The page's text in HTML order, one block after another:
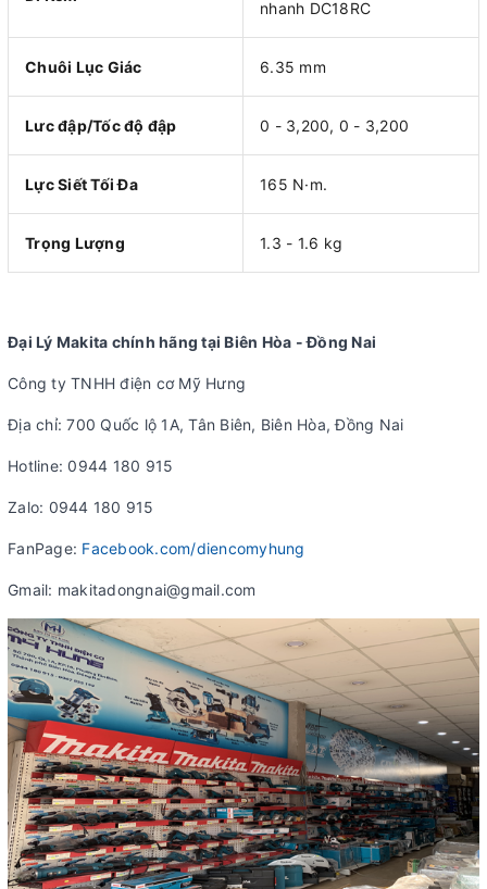
nhanh DC18RC
Chuôi Lục Giác 6.35 mm
Lưc đập/Tốc độ đập 0 - 3,200, 0 - 3,200
Lực Siết Tối Đa 165 N·m.
Trọng Lượng 1.3 - 1.6 kg
Đại Lý Makita chính hãng tại Biên Hòa - Đồng Nai
Công ty TNHH điện cơ Mỹ Hưng
Địa chỉ: 700 Quốc lộ 1A, Tân Biên, Biên Hòa, Đồng Nai
Hotline: 0944 180 915
Zalo: 0944 180 915
FanPage: Facebook.com/diencomyhung
Gmail: makitadongnai@gmail.com